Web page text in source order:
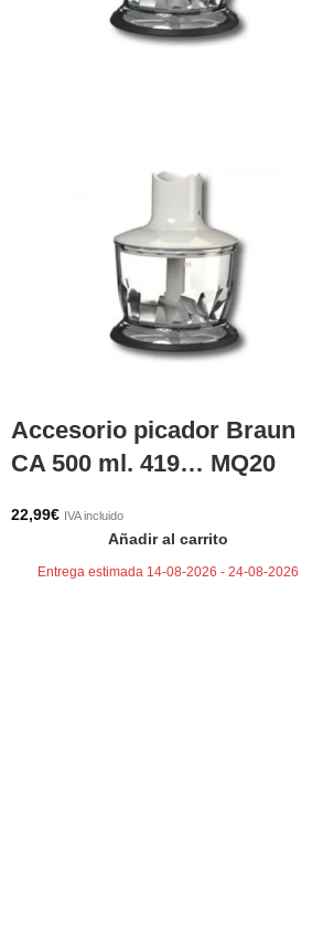
Accesorio picador Braun
CA 500 ml. 419… MQ20
22,99€ IVA incluido
Añadir al carrito
Entrega estimada 14-08-2026 - 24-08-2026